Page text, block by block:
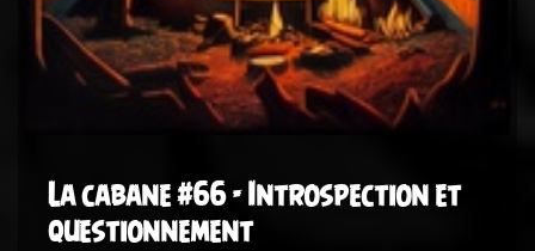
La cabane #66 - Introspection et
questionnement